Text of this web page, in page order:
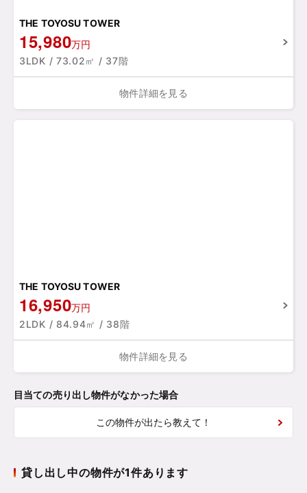
THE TOYOSU TOWER
15,980万円
3LDK / 73.02㎡ / 37階
物件詳細を見る
THE TOYOSU TOWER
16,950万円
2LDK / 84.94㎡ / 38階
物件詳細を見る
目当ての売り出し物件がなかった場合
この物件が出たら教えて！
貸し出し中の物件が1件あります